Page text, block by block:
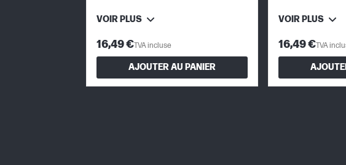
VOIR PLUS
16,49 €TVA incluse
AJOUTER AU PANIER
VOIR PLUS
16,49 €TVA